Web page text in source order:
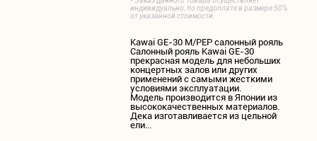
индивидуально, по предоплате в размере 50%
от указанной стоимости.
Kawai GE-30 M/PEP салонный рояль
Салонный рояль Kawai GE-30
прекрасная модель для небольших
концертных залов или других
применений с самыми жесткими
условиями эксплуатации.
Модель производится в Японии из
высококачественных материалов.
Дека изготавливается из цельной
ели...